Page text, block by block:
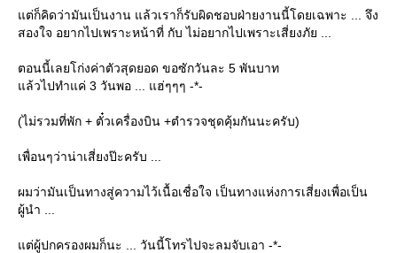
ต่ก็คิดว่ามันเป็นงาน แล้วเราก็รับผิดชอบฝ่ายงานนี้โดยเฉพาะ ... จึง
สองใจ อยากไปเพราะหน้าที่ กับ ไม่อยากไปเพราะเสี่ยงภัย ...
ตอนนี้เลยโก่งค่าตัวสุดยอด ขอซักวันละ 5 พันบาท
ล้วไปทำแค่ 3 วันพอ ... แฮ่ๆๆๆ -*-
(ไม่รวมที่พัก + ตั๋วเครื่องบิน +ตำรวจชุดคุ้มกันนะครับ)
เพื่อนๆว่าน่าเสี่ยงป๊ะครับ ...
ผมว่ามันเป็นทางสู่ความไว้เนื้อเชื่อใจ เป็นทางแห่งการเสี่ยงเพื่อเป็น
ผู้นำ ...
ต่ผู้ปกครองผมก็นะ ... วันนี้โทรไปจะลมจับเอา -*-